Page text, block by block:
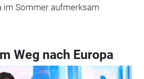
im Sommer aufmerksam
Weg nach Europa